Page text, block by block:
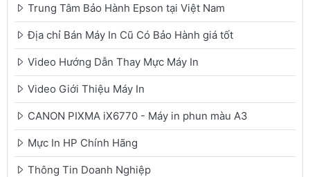
Trung Tâm Bảo Hành Epson tại Việt Nam
Địa chỉ Bán Máy In Cũ Có Bảo Hành giá tốt
Video Hướng Dẫn Thay Mực Máy In
Video Giới Thiệu Máy In
CANON PIXMA iX6770 - Máy in phun màu A3
Mực In HP Chính Hãng
Thông Tin Doanh Nghiệp